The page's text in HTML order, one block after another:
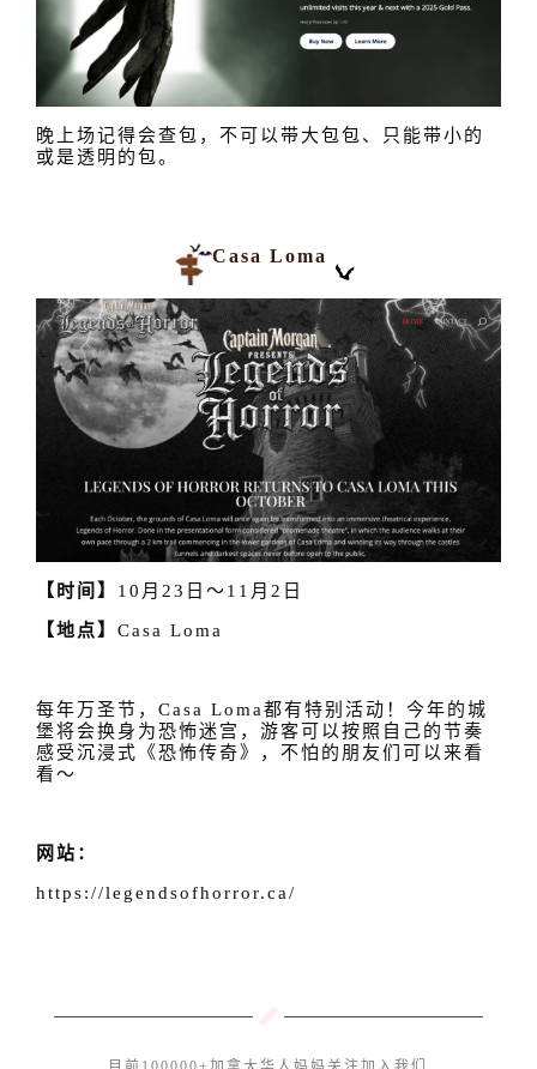
晚上场记得会查包，不可以带大包包、只能带小的
或是透明的包。
Casa Loma
【时间】 10月23日～11月2日
【地点】Casa Loma
每年万圣节，Casa Loma都有特别活动！今年的城
堡将会换身为恐怖迷宫，游客可以按照自己的节奏
感受沉浸式《恐怖传奇》，不怕的朋友们可以来看
看～
网站：
https://legendsofhorror.ca/